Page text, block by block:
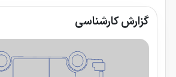
گزارش کارشناسی